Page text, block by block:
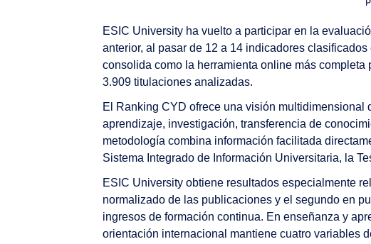
ESIC University ha vuelto a participar en la
anterior, al pasar de 12 a 14 indicadores
consolida como la herramienta online más
3.909 titulaciones analizadas.
El Ranking CYD ofrece una visión
aprendizaje, investigación, transferencia de
metodología combina información facilitada
Sistema Integrado de Información Universitaria, la
ESIC University obtiene resultados especialmente
normalizado de las publicaciones y el segundo en
ingresos de formación continua. En enseñanza y
orientación internacional mantiene cuatro variables